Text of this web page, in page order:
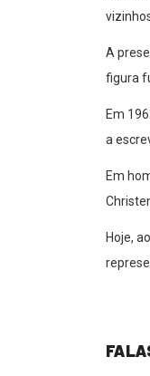
A
figura
Em
a
Em
Hoje,